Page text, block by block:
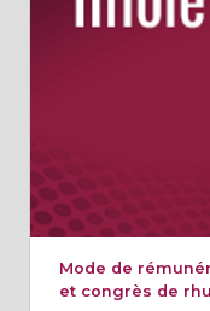
Mode de
et congrès de